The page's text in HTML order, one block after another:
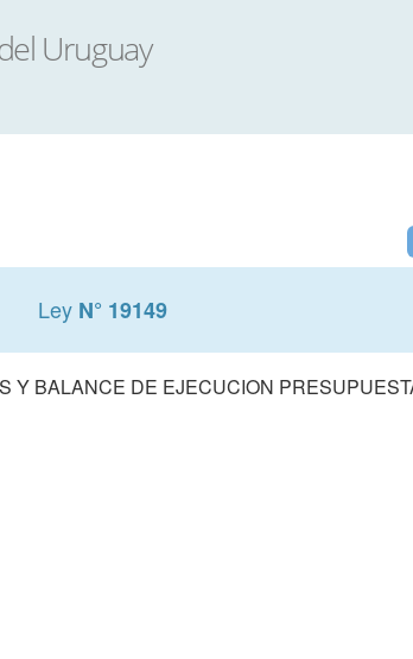
Ley N° 19149
Y BALANCE DE EJECUCION